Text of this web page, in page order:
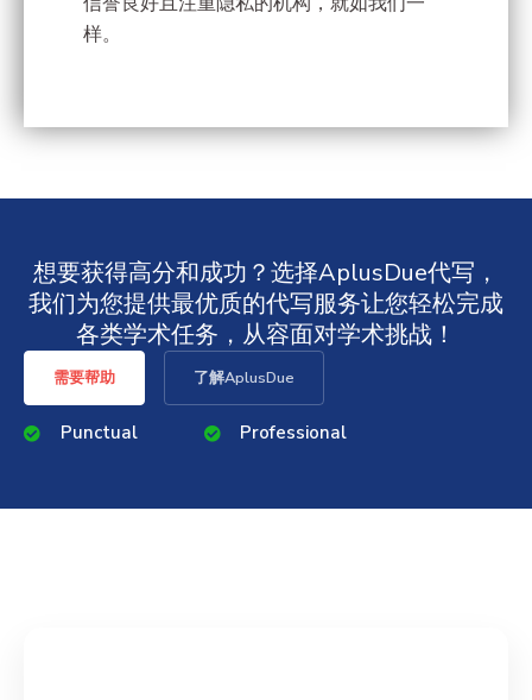
样。
想要获得高分和成功？选择AplusDue代写，
我们为您提供最优质的代写服务让您轻松完成
各类学术任务，从容面对学术挑战！
需要帮助 了解AplusDue
Punctual Professional